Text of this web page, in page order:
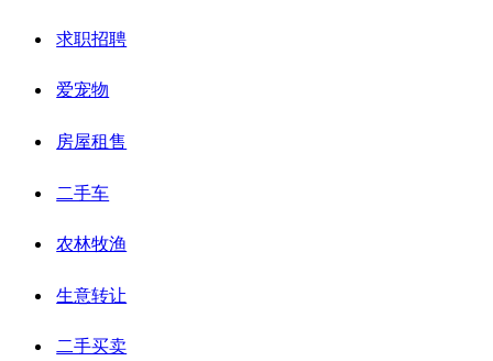
求职招聘
爱宠物
房屋租售
二手车
农林牧渔
生意转让
二手买卖